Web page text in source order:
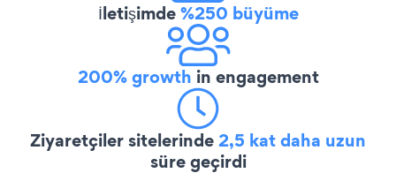
İletişimde%250 büyüme
200% growth in engagement
Ziyaretçiler sitelerinde2,5 kat daha uzun
süre geçirdi